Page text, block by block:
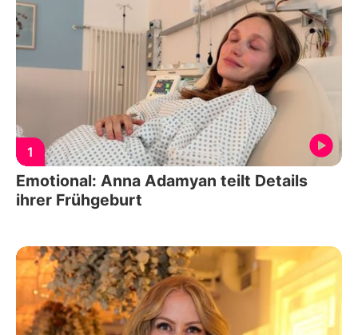
1
Emotional: Anna Adamyan teilt Details
ihrer Frühgeburt